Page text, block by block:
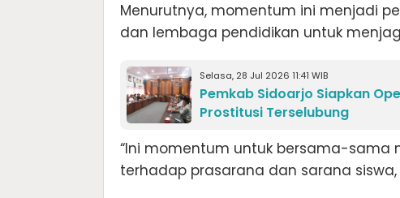
Menurutnya, momentum ini menjadi
dan lembaga pendidikan untuk
Selasa, 28 Jul 2026 11:41 WIB
Pemkab Sidoarjo Siapkan
Prostitusi Terselubung
“Ini momentum untuk bersama-
terhadap prasarana dan sarana